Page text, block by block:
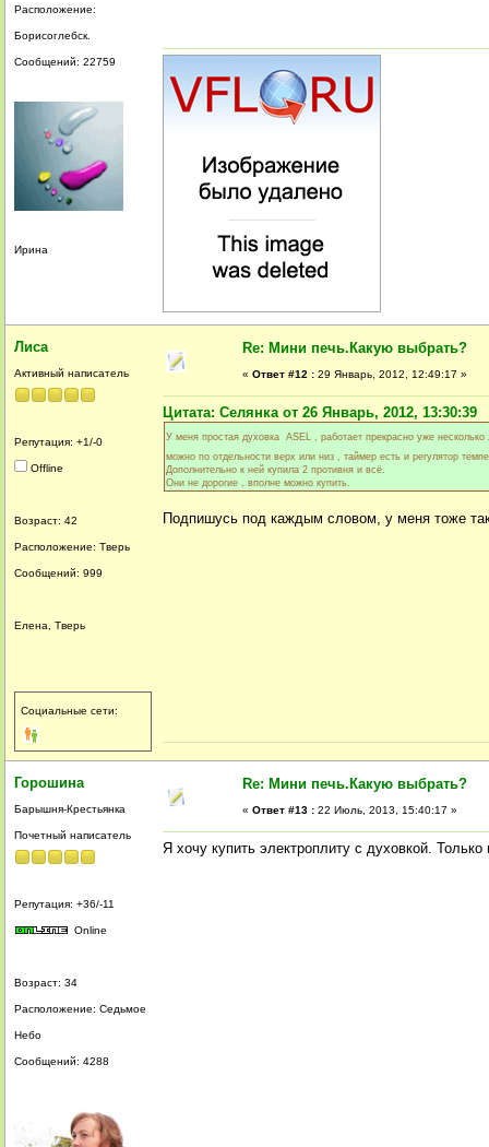
Расположение:
Борисоглебск.
Сообщений: 22759
Ирина
Лиса
Активный написатель
Репутация: +1/-0
Offline
Возраст: 42
Расположение: Тверь
Сообщений: 999
Елена, Тверь
Социальные сети:
Re: Мини печь.Какую выбрать?
« Ответ #12 : 29 Январь, 2012, 12:49:17 »
Цитата: Селянка от 26 Январь, 2012, 13:30:39
У меня простая духовка ASEL , работает прекрасно уже
можно по отдельности верх или низ , таймер есть и регулятор
Дополнительно к ней купила 2 противня и всё.
Они не дорогие , вполне можно купить.
Подпишусь под каждым словом, у меня тоже
Горошина
Барышня-Крестьянка
Почетный написатель
Репутация: +36/-11
Online
Возраст: 34
Расположение: Седьмое
Небо
Сообщений: 4288
Re: Мини печь.Какую выбрать?
« Ответ #13 : 22 Июль, 2013, 15:40:17 »
Я хочу купить электроплиту с духовкой.